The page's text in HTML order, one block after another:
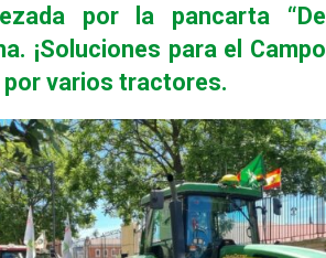
por la pancarta “De
¡Soluciones para el Campo
por varios tractores.